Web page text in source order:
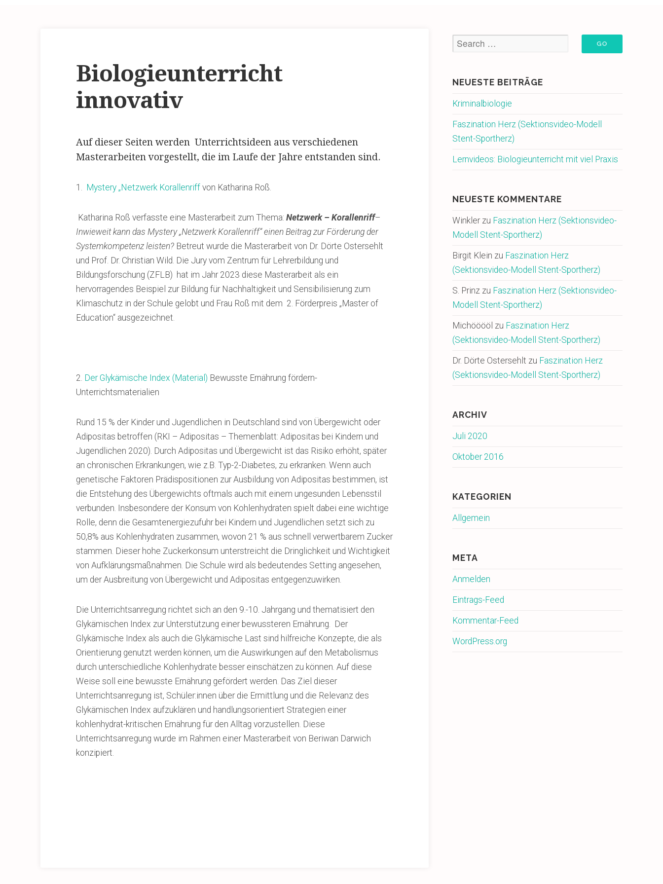
Biologieunterricht
innovativ
Auf dieser Seiten werden Unterrichtsideen aus verschiedenen
Masterarbeiten vorgestellt, die im Laufe der Jahre entstanden sind.
1. Mystery „Netzwerk Korallenriff von Katharina Roß.
Katharina Roß verfasste eine Masterarbeit zum Thema: Netzwerk – Korallenriff–
Inwieweit kann das Mystery „Netzwerk Korallenriff“ einen Beitrag zur Förderung der
Systemkompetenz leisten? Betreut wurde die Masterarbeit von Dr. Dörte Ostersehlt
und Prof. Dr. Christian Wild. Die Jury vom Zentrum für Lehrerbildung und
Bildungsforschung (ZFLB) hat im Jahr 2023 diese Masterarbeit als ein
hervorragendes Beispiel zur Bildung für Nachhaltigkeit und Sensibilisierung zum
Klimaschutz in der Schule gelobt und Frau Roß mit dem 2. Förderpreis „Master of
Education“ ausgezeichnet.
2. Der Glykämische Index (Material) Bewusste Ernährung fördern-
Unterrichtsmaterialien
Rund 15 % der Kinder und Jugendlichen in Deutschland sind von Übergewicht oder
Adipositas betroffen (RKI – Adipositas – Themenblatt: Adipositas bei Kindern und
Jugendlichen 2020). Durch Adipositas und Übergewicht ist das Risiko erhöht, später
an chronischen Erkrankungen, wie z.B. Typ-2-Diabetes, zu erkranken. Wenn auch
genetische Faktoren Prädispositionen zur Ausbildung von Adipositas bestimmen, ist
die Entstehung des Übergewichts oftmals auch mit einem ungesunden Lebensstil
verbunden. Insbesondere der Konsum von Kohlenhydraten spielt dabei eine wichtige
Rolle, denn die Gesamtenergiezufuhr bei Kindern und Jugendlichen setzt sich zu
50,8% aus Kohlenhydraten zusammen, wovon 21 % aus schnell verwertbarem Zucker
stammen. Dieser hohe Zuckerkonsum unterstreicht die Dringlichkeit und Wichtigkeit
von Aufklärungsmaßnahmen. Die Schule wird als bedeutendes Setting angesehen,
um der Ausbreitung von Übergewicht und Adipositas entgegenzuwirken.
Die Unterrichtsanregung richtet sich an den 9.-10. Jahrgang und thematisiert den
Glykämischen Index zur Unterstützung einer bewussteren Ernährung. Der
Glykämische Index als auch die Glykämische Last sind hilfreiche Konzepte, die als
Orientierung genutzt werden können, um die Auswirkungen auf den Metabolismus
durch unterschiedliche Kohlenhydrate besser einschätzen zu können. Auf diese
Weise soll eine bewusste Ernährung gefördert werden. Das Ziel dieser
Unterrichtsanregung ist, Schüler:innen über die Ermittlung und die Relevanz des
Glykämischen Index aufzuklären und handlungsorientiert Strategien einer
kohlenhydrat-kritischen Ernährung für den Alltag vorzustellen. Diese
Unterrichtsanregung wurde im Rahmen einer Masterarbeit von Beriwan Darwich
konzipiert.
NEUESTE BEITRÄGE
Kriminalbiologie
Faszination Herz (Sektionsvideo-Modell
Stent-Sportherz)
Lernvideos: Biologieunterricht mit viel Praxis
NEUESTE KOMMENTARE
Winklerzu Faszination Herz (Sektionsvideo-
Modell Stent-Sportherz)
Birgit Klein zu Faszination Herz
(Sektionsvideo-Modell Stent-Sportherz)
S. Prinz zu Faszination Herz (Sektionsvideo-
Modell Stent-Sportherz)
Michööööl zu Faszination Herz
(Sektionsvideo-Modell Stent-Sportherz)
Dr. Dörte Ostersehlt zu Faszination Herz
(Sektionsvideo-Modell Stent-Sportherz)
ARCHIV
Juli 2020
Oktober 2016
KATEGORIEN
Allgemein
META
Anmelden
Eintrags-Feed
Kommentar-Feed
WordPress.org